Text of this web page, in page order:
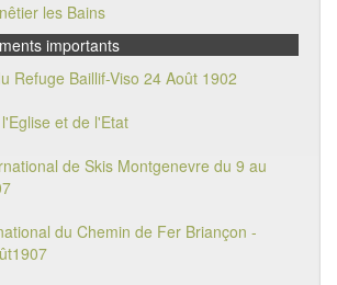
les Bains
importants
Refuge Baillif-Viso 24 Août 1902
et de l'Etat
de Skis Montgenevre du 9 au
du Chemin de Fer Briançon -